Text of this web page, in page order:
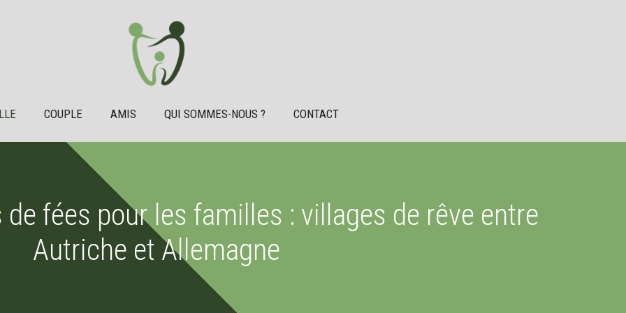
COUPLE AMIS QUI SOMMES-NOUS ? CONTACT
fées pour les familles : villages de rêve entre
Autriche et Allemagne